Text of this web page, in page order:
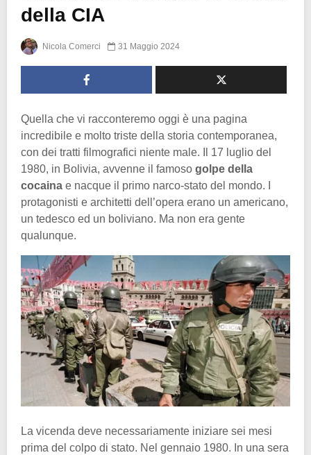
della CIA
Nicola Comerci 31 Maggio 2024
Quella che vi racconteremo oggi è una pagina
incredibile e molto triste della storia contemporanea,
con dei tratti filmografici niente male. Il 17 luglio del
1980, in Bolivia, avvenne il famoso golpe della
cocaina e nacque il primo narco-stato del mondo. I
protagonisti e architetti dell’opera erano un americano,
un tedesco ed un boliviano. Ma non era gente
qualunque.
La vicenda deve necessariamente iniziare sei mesi
prima del colpo di stato. Nel gennaio 1980. In una sera